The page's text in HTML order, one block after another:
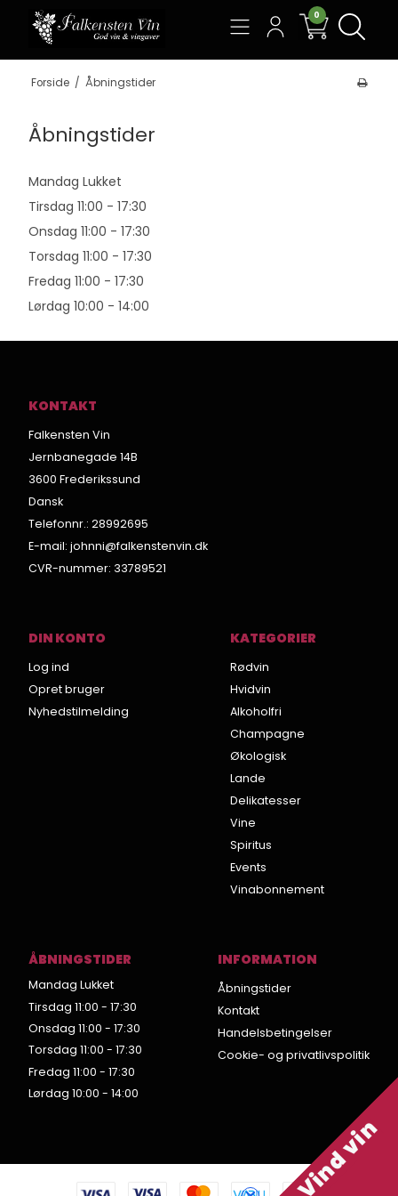
0
Forside / Åbningstider
Åbningstider
Mandag Lukket
Tirsdag 11:00 - 17:30
Onsdag 11:00 - 17:30
Torsdag 11:00 - 17:30
Fredag 11:00 - 17:30
Lørdag 10:00 - 14:00
KONTAKT
Falkensten Vin
Jernbanegade 14B
3600 Frederikssund
Dansk
Telefonnr.: 28992695
E-mail: johnni@falkenstenvin.dk
CVR-nummer: 33789521
DIN KONTO
Log ind
Opret bruger
Nyhedstilmelding
KATEGORIER
Rødvin
Hvidvin
Alkoholfri
Champagne
Økologisk
Lande
Delikatesser
Vine
Spiritus
Events
Vinabonnement
ÅBNINGSTIDER
Mandag Lukket
Tirsdag 11:00 - 17:30
Onsdag 11:00 - 17:30
Torsdag 11:00 - 17:30
Fredag 11:00 - 17:30
Lørdag 10:00 - 14:00
INFORMATION
Åbningstider
Kontakt
Handelsbetingelser
Cookie- og privatlivspolitik
Vind vin